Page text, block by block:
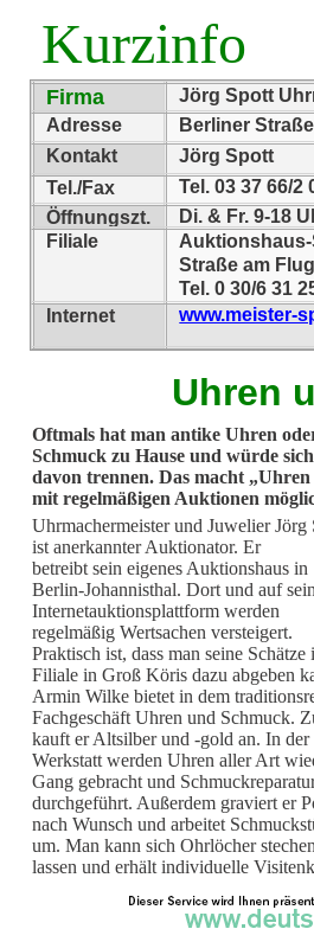
Oftmals hat man antike Uhren
Schmuck zu Hause und würde
davon trennen. Das macht
mit regelmäßigen Auktionen
Uhrmachermeister und Juwelier Jörg
ist anerkannter Auktionator. Er
betreibt sein eigenes Auktionshaus in
Berlin-Johannisthal. Dort und auf
Internetauktionsplattform werden
regelmäßig Wertsachen versteigert.
Praktisch ist, dass man seine Schätze
Filiale in Groß Köris dazu abgeben
Armin Wilke bietet in dem
Fachgeschäft Uhren und Schmuck.
kauft er Altsilber und -gold an. In der
Werkstatt werden Uhren aller Art
Gang gebracht und
durchgeführt. Außerdem graviert er
nach Wunsch und arbeitet
um. Man kann sich Ohrlöcher stechen
lassen und erhält individuelle
Uhren
Kurzinfo
Firma
Jörg Spott
Adresse
Berliner
Kontakt
Jörg Spott
Tel./Fax
Tel. 03 37 66/2
Öffnungszt.
Di. & Fr. 9-18
Filiale
Straße am
Tel. 0 30/6 31
Internet
www.meister-